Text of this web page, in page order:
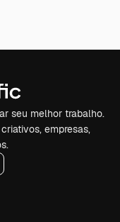
seu melhor trabalho.
empresas,